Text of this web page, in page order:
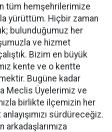
tüm hemşehrilerimize
yürüttüm. Hiçbir zaman
bulunduğumuz her
ve hizmet
Bizim en büyük
kente ve o kentte
Bugüne kadar
Meclis Üyelerimiz ve
birlikte ilçemizin her
sürdüreceğiz.